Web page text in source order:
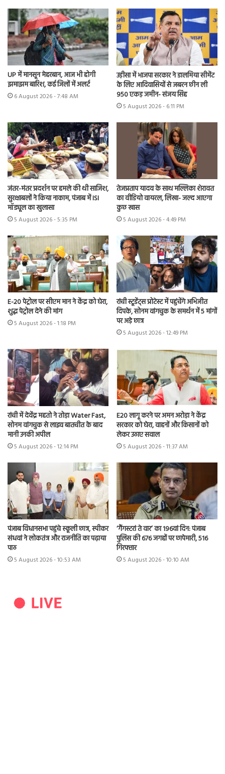
UP में मानसून मेहरबान, आज भी होगी
झमाझम बारिश, कई जिलों में अलर्ट
6 August 2026 - 7:48 AM
उड़ीसा में भाजपा सरकार ने डालमिया सीमेंट
के लिए आदिवासियों से जबरन छीन ली
950 एकड़ जमीन- संजय सिंह
5 August 2026 - 6:11 PM
जंतर-मंतर प्रदर्शन पर हमले की थी साजिश,
सुरक्षाबलों ने किया नाकाम, पंजाब में ISI
मॉड्यूल का खुलासा
5 August 2026 - 5:35 PM
तेजप्रताप यादव के साथ मल्लिका शेरावत
का वीडियो वायरल, लिखा- जल्द आएगा
कुछ खास
5 August 2026 - 4:49 PM
E-20 पेट्रोल पर सीएम मान ने केंद्र को घेरा,
शुद्ध पेट्रोल देने की मांग
5 August 2026 - 1:18 PM
रांची स्टूडेंट्स प्रोटेस्ट में पहुंचेंगे अभिजीत
दिपके, सोनम वांगचुक के समर्थन में 5 मांगों
पर अड़े छात्र
5 August 2026 - 12:49 PM
रांची में देवेंद्र महतो ने तोड़ा Water Fast,
सोनम वांगचुक से लाइव बातचीत के बाद
मानी उनकी अपील
5 August 2026 - 12:14 PM
E20 लागू करने पर अमन अरोड़ा ने केंद्र
सरकार को घेरा, वाहनों और किसानों को
लेकर उठाए सवाल
5 August 2026 - 11:37 AM
पंजाब विधानसभा पहुंचे स्कूली छात्र, स्पीकर
संधवां ने लोकतंत्र और राजनीति का पढ़ाया
पाठ
5 August 2026 - 10:53 AM
‘गैंगस्टरां ते वार’ का 196वां दिन: पंजाब
पुलिस की 676 जगहों पर छापेमारी, 516
गिरफ्तार
5 August 2026 - 10:10 AM